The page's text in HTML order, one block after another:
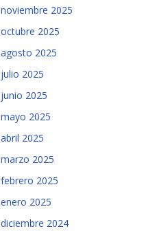
noviembre 2025
octubre 2025
agosto 2025
julio 2025
junio 2025
mayo 2025
abril 2025
marzo 2025
febrero 2025
enero 2025
diciembre 2024